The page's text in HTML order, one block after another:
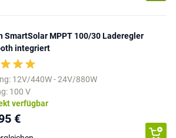
SmartSolar MPPT 100/30 Laderegler
integriert
12V/440W - 24V/880W
100 V
verfügbar
€